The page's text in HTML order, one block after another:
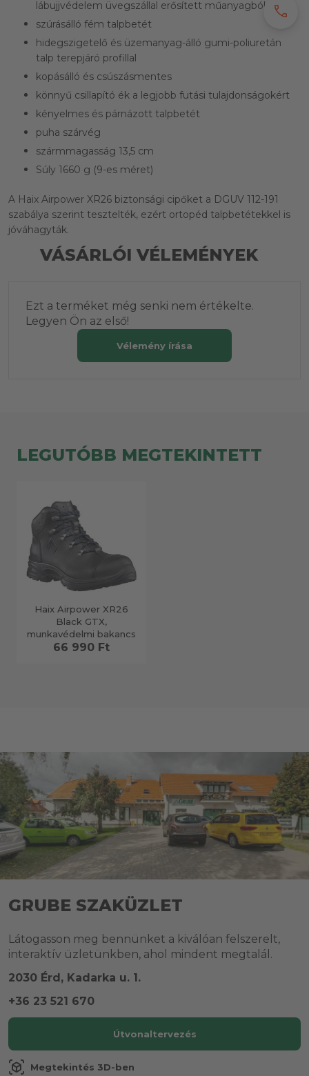
lábujjvédelem üvegszállal erősített műanyagból
szúrásálló fém talpbetét
hidegszigetelő és üzemanyag-álló gumi-poliuretán
talp terepjáró profillal
kopásálló és csúszásmentes
könnyű csillapító ék a legjobb futási tulajdonságokért
kényelmes és párnázott talpbetét
puha szárvég
szármmagasság 13,5 cm
Súly 1660 g (9-es méret)
A Haix Airpower XR26 biztonsági cipőket a DGUV 112-191
szabálya szerint tesztelték, ezért ortopéd talpbetétekkel is
jóváhagyták.
VÁSÁRLÓI VÉLEMÉNYEK
Ezt a terméket még senki nem értékelte.
Legyen Ön az első!
Vélemény írása
LEGUTÓBB MEGTEKINTETT
Haix Airpower XR26
Black GTX,
munkavédelmi bakancs
66 990 Ft
call
GRUBE SZAKÜZLET
Látogasson meg bennünket a kiválóan felszerelt,
interaktív üzletünkben, ahol mindent megtalál.
2030 Érd, Kadarka u. 1.
+36 23 521 670
Útvonaltervezés
view_in_ar Megtekintés 3D-ben